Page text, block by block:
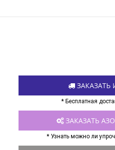
ЗАКАЗАТЬ
* Бесплатная
ЗАКАЗАТЬ
* Узнать можно ли